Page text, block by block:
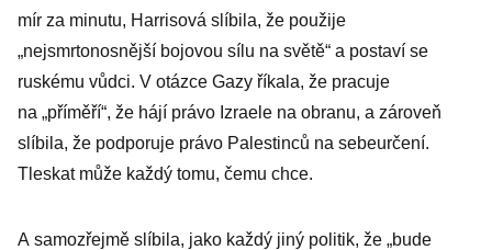
mír za minutu, Harrisová slíbila, že použije
„nejsmrtonosnější bojovou sílu na světě“ a postaví se
ruskému vůdci. V otázce Gazy říkala, že pracuje
na „příměří“, že hájí právo Izraele na obranu, a zároveň
slíbila, že podporuje právo Palestinců na sebeurčení.
Tleskat může každý tomu, čemu chce.
A samozřejmě slíbila, jako každý jiný politik, že „bude